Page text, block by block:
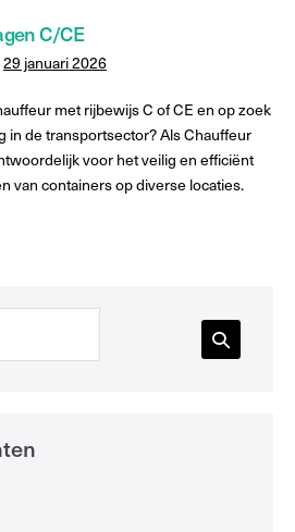
C/CE
29 januari 2026
met rijbewijs C of CE en op zoek
in de transportsector? Als Chauffeur
voor het veilig en efficiënt
van containers op diverse locaties.